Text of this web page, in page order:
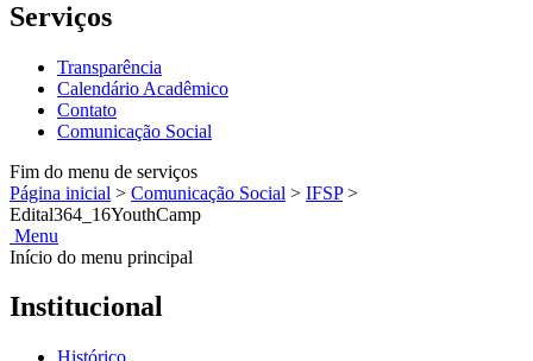
Serviços
Transparência
Calendário Acadêmico
Contato
Comunicação Social
Fim do menu de serviços
Página inicial > Comunicação Social > IFSP >
Edital364_16YouthCamp
Menu
Início do menu principal
Institucional